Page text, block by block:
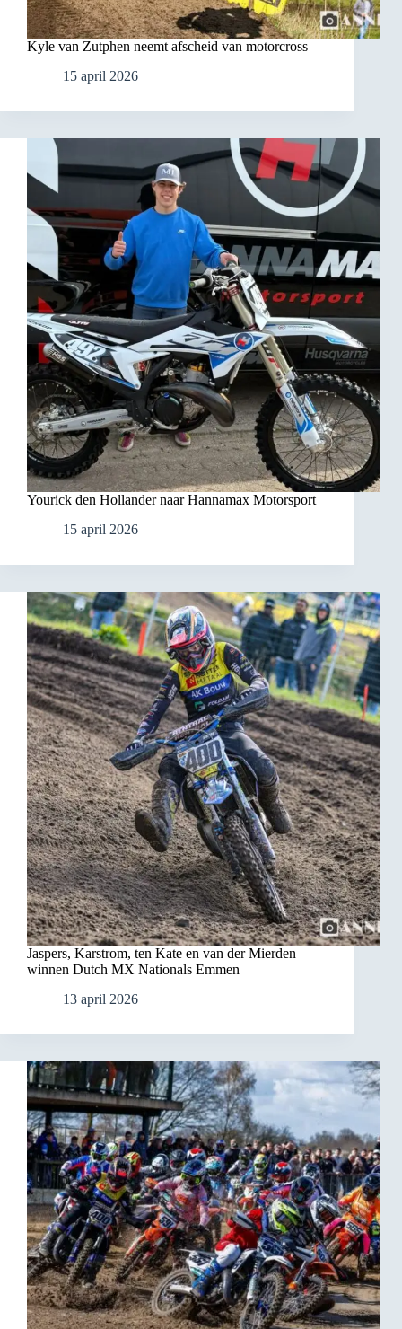
Kyle van Zutphen neemt afscheid van motorcross
15 april 2026
Yourick den Hollander naar Hannamax Motorsport
15 april 2026
Jaspers, Karstrom, ten Kate en van der Mierden
winnen Dutch MX Nationals Emmen
13 april 2026